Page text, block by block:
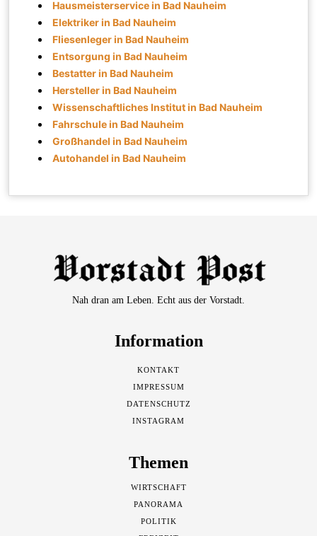
Hausmeisterservice in Bad Nauheim
Elektriker in Bad Nauheim
Fliesenleger in Bad Nauheim
Entsorgung in Bad Nauheim
Bestatter in Bad Nauheim
Hersteller in Bad Nauheim
Wissenschaftliches Institut in Bad Nauheim
Fahrschule in Bad Nauheim
Großhandel in Bad Nauheim
Autohandel in Bad Nauheim
Nah dran am Leben. Echt aus der Vorstadt.
Information
KONTAKT
IMPRESSUM
DATENSCHUTZ
INSTAGRAM
Themen
WIRTSCHAFT
PANORAMA
POLITIK